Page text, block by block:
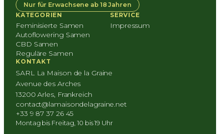
Nur für Erwachsene ab 18 Jahren
KATEGORIEN
Feminisierte Samen
Autoflowering Samen
CBD Samen
Reguläre Samen
SERVICE
Impressum
KONTAKT
SARL La Maison de la Graine
Avenue des Arches
13200 Arles, Frankreich
contact@lamaisondelagraine.net
+33 9 87 37 26 45
Montag bis Freitag, 10 bis 19 Uhr